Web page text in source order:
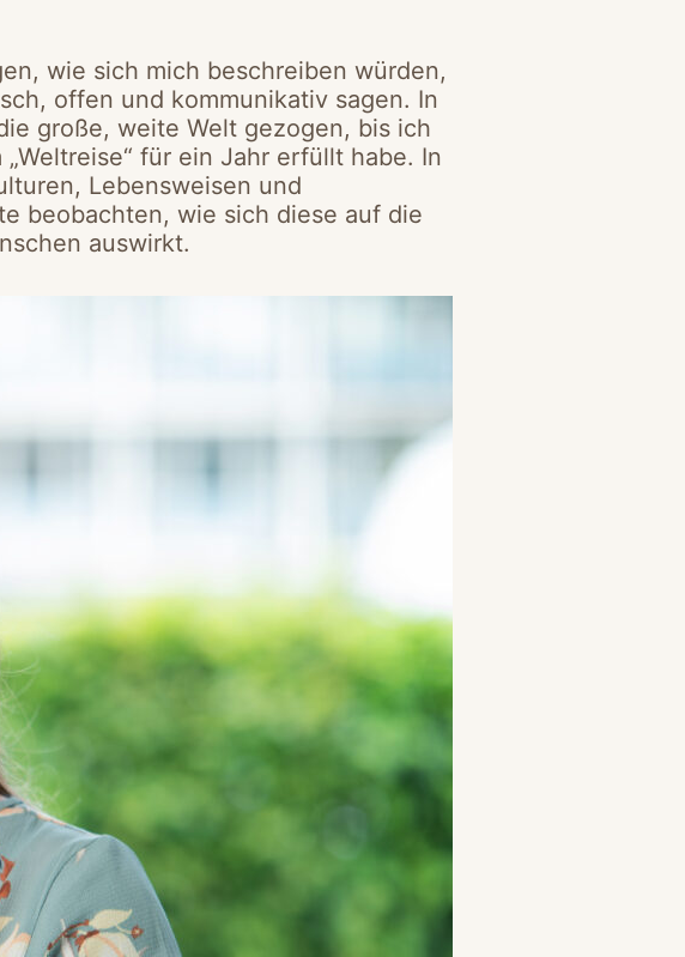
wie sich mich beschreiben würden,
offen und kommunikativ sagen. In
große, weite Welt gezogen, bis ich
für ein Jahr erfüllt habe. In
Lebensweisen und
beobachten, wie sich diese auf die
auswirkt.